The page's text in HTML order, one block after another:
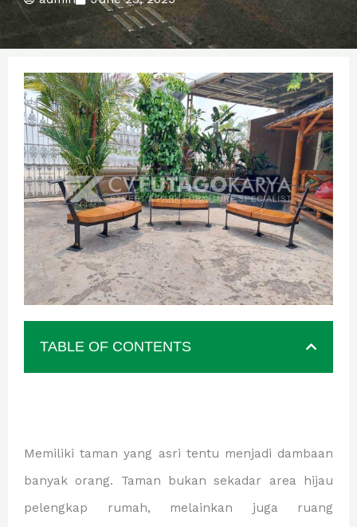
TABLE OF CONTENTS
Memiliki taman yang asri tentu menjadi dambaan
banyak orang. Taman bukan sekadar area hijau
pelengkap rumah, melainkan juga ruang